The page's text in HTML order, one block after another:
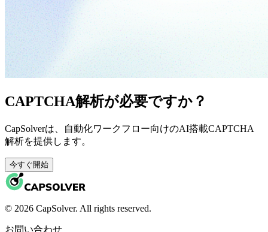
CAPTCHA解析が必要ですか？
CapSolverは、自動化ワークフロー向けのAI搭載CAPTCHA
解析を提供します。
今すぐ開始
© 2026 CapSolver. All rights reserved.
お問い合わせ